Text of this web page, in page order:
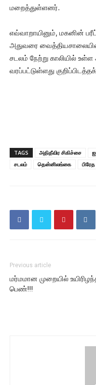
மறைத்துள்ளனர்.
எவ்வாறாயினும், மகனின்
அதுவரை
சடலம் நேற்று காலியில்
வரப்பட்டுள்ளது
TAGS அதிதீவிர சிகிச்சை
சடலம்
தென்னிலங்கை
Previous article
மர்மமான முறையில்
பெண்!!!